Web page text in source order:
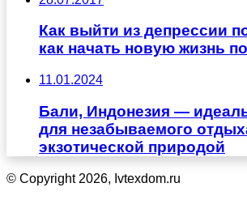
Как выйти из депрессии
как начать новую жизнь
11.01.2024
Бали, Индонезия —
для незабываемого
экзотической природой
© Copyright 2026, Ivtexdom.ru